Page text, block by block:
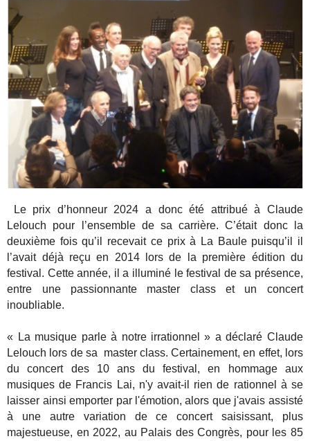
Le prix d’honneur 2024 a donc été attribué à Claude
Lelouch pour l’ensemble de sa carrière. C’était donc la
deuxième fois qu’il recevait ce prix à La Baule puisqu’il il
l’avait déjà reçu en 2014 lors de la première édition du
festival. Cette année, il a illuminé le festival de sa présence,
entre une passionnante master class et un concert
inoubliable.
« La musique parle à notre irrationnel » a déclaré Claude
Lelouch lors de sa master class. Certainement, en effet, lors
du concert des 10 ans du festival, en hommage aux
musiques de Francis Lai, n'y avait-il rien de rationnel à se
laisser ainsi emporter par l'émotion, alors que j'avais assisté
à une autre variation de ce concert saisissant, plus
majestueuse, en 2022, au Palais des Congrès, pour les 85